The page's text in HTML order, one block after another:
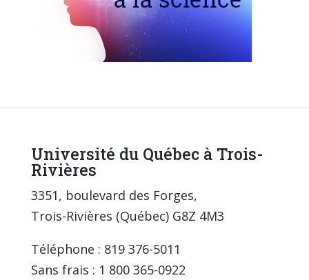
Université du Québec à Trois-
Rivières
3351, boulevard des Forges,
Trois-Rivières (Québec) G8Z 4M3
Téléphone : 819 376-5011
Sans frais : 1 800 365-0922